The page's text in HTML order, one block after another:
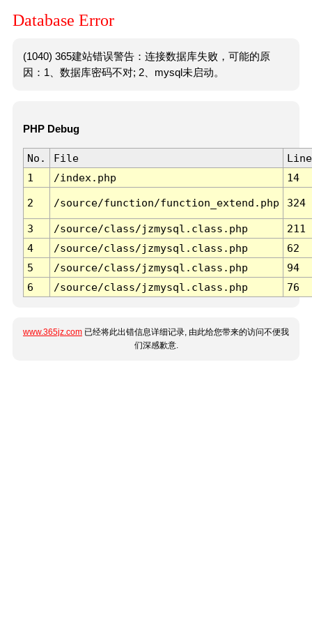
Database Error
(1040) 365建站错误警告：连接数据库失败，可能的原
因：1、数据库密码不对; 2、mysql未启动。
PHP Debug
No. File
Line
1
/index.php 14
2 /source/function/function_extend.php 324
3 /source/class/jzmysql.class.php
211
4
/source/class/jzmysql.class.php
62
5
/source/class/jzmysql.class.php
94
6
/source/class/jzmysql.class.php 76
www.365jz.com 已经将此出错信息详细记录, 由此给您带来的访问不便我
们深感歉意.